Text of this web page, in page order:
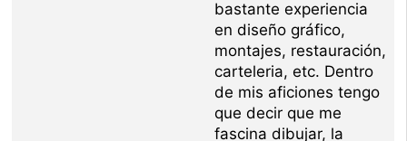
bastante experiencia
en diseño gráfico,
montajes, restauración,
carteleria, etc. Dentro
de mis aficiones tengo
que decir que me
fascina dibujar, la